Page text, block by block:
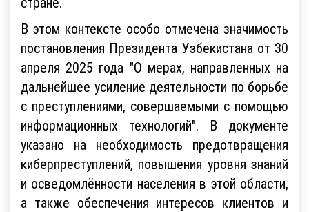
В этом контексте особо отмечена значимость
постановления Президента Узбекистана от 30
апреля 2025 года "О мерах, направленных на
дальнейшее усиление деятельности по борьбе
с преступлениями, совершаемыми с помощью
информационных технологий". В документе
указано на необходимость предотвращения
киберпреступлений, повышения уровня знаний
и осведомлённости населения в этой области,
а также обеспечения интересов клиентов и